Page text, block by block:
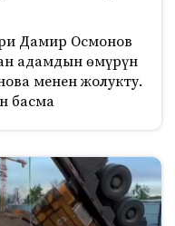
Дамир Осмонов
адамдын өмүрүн
менен жолукту.
басма